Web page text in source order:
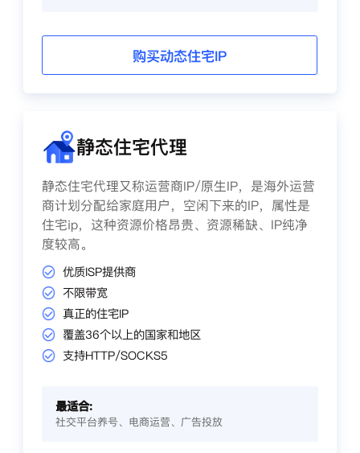
购买动态住宅IP
静态住宅代理
静态住宅代理又称运营商IP/原生IP，是海外运营
商计划分配给家庭用户，空闲下来的IP，属性是
住宅ip，这种资源价格昂贵、资源稀缺、IP纯净
度较高。
优质ISP提供商
不限带宽
真正的住宅IP
覆盖36个以上的国家和地区
支持HTTP/SOCKS5
最适合:
社交平台养号、电商运营、广告投放